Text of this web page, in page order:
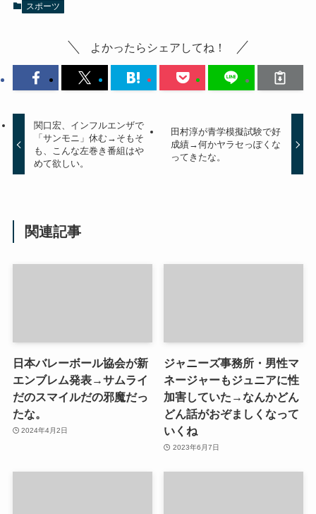
スポーツ
よかったらシェアしてね！
関口宏、インフルエンザで
「サンモニ」休む→そもそ
も、こんな左巻き番組はや
めて欲しい。
田村淳が青学模擬試験で好
成績→何かヤラセっぽくな
ってきたな。
関連記事
日本バレーボール協会が新
エンブレム発表→サムライ
だのスマイルだの邪魔だっ
たな。
2024年4月2日
ジャニーズ事務所・男性マ
ネージャーもジュニアに性
加害していた→なんかどん
どん話がおぞましくなって
いくね
2023年6月7日